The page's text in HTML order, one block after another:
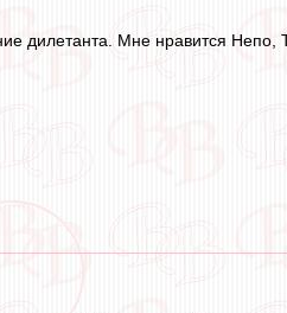
дилетанта. Мне нравится Непо,